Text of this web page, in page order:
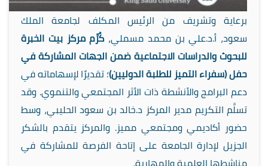
برعاية وتشريف من الرئيس المكلف لجامعة الملك
سعود، أ.د.علي بن محمد مسملي، كُرِّم مركز بيت الخبرة
للبحوث والدراسات الاجتماعية ضمن الجهات المشاركة في
حفل (سفراء التميز للطلبة الدوليين)؛ تقديرًا لإسهاماته في
دعم البرامج والأنشطة ذات الأثر المجتمعي والتنموي. وقد
تسلَّم التكريم مدير المركز د.خالد بن سعود الحليبي، وسط
حضور أكاديمي ومجتمعي مميز. والمركز يتقدم بالشكر
الجزيل لإدارة الجامعة على إتاحة الفرصة للمشاركة في